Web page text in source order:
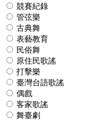
競賽紀錄
管弦樂
古典舞
表藝教育
民俗舞
原住民歌謠
打擊樂
臺灣台語歌謠
偶戲
客家歌謠
舞臺劇